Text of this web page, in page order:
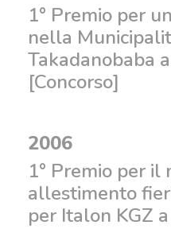
1° Premio per
nella
Takadanobaba
[Concorso]
2006
1° Premio per il
allestimento
per Italon KGZ